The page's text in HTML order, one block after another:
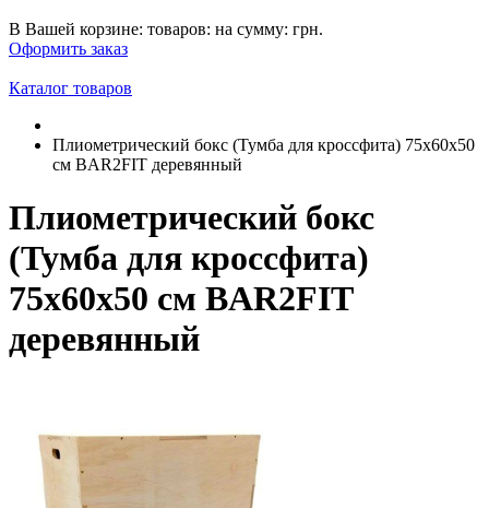
В Вашей корзине: товаров: на сумму: грн.
Оформить заказ
Каталог товаров
Плиометрический бокс (Тумба для кроссфита) 75х60х50
см BAR2FIT деревянный
Плиометрический бокс
(Тумба для кроссфита)
75х60х50 см BAR2FIT
деревянный